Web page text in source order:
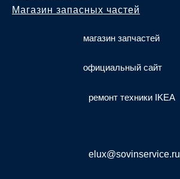
Магазин запасных частей
магазин запчастей
официальный сайт
ремонт техники IKEA
elux@sovinservice.ru